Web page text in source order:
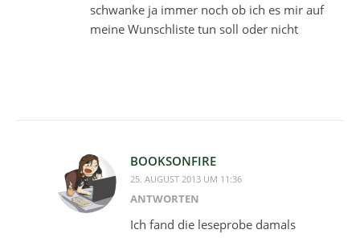
schwanke ja immer noch ob ich es mir auf
meine Wunschliste tun soll oder nicht
BOOKSONFIRE
25. AUGUST 2013 UM 11:36
ANTWORTEN
Ich fand die leseprobe damals